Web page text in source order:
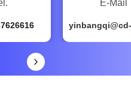
E-Mail